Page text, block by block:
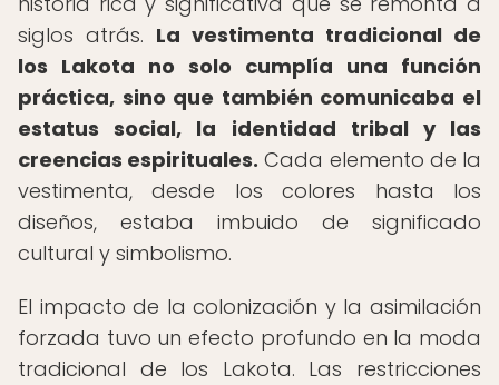
siglos atrás. La vestimenta tradicional de
los Lakota no solo cumplía una función
práctica, sino que también comunicaba el
estatus social, la identidad tribal y las
creencias espirituales. Cada elemento de la
vestimenta, desde los colores hasta los
diseños, estaba imbuido de significado
cultural y simbolismo.
El impacto de la colonización y la asimilación
forzada tuvo un efecto profundo en la moda
tradicional de los Lakota. Las restricciones